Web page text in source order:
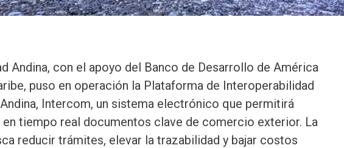
Andina, con el apoyo del Banco de Desarrollo de América
puso en operación la Plataforma de Interoperabilidad
Intercom, un sistema electrónico que permitirá
en tiempo real documentos clave de comercio exterior. La
reducir trámites, elevar la trazabilidad y bajar costos